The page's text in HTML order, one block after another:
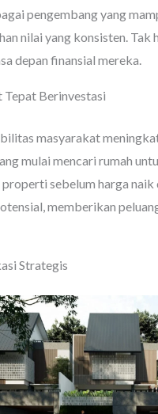
pengembang yang
nilai yang konsisten.
depan finansial mereka.
Tepat Berinvestasi
masyarakat
mulai mencari rumah
sebelum harga
memberikan
Strategis